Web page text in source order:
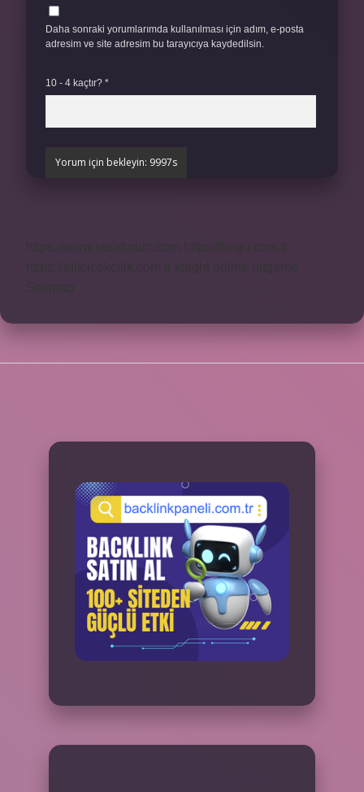
Daha sonraki yorumlarımda kullanılması için adım, e-posta
adresim ve site adresim bu tarayıcıya kaydedilsin.
10 - 4 kaçtır? *